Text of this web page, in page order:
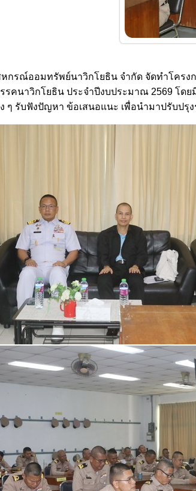
หกรณ์ออมทรัพย์นาวิกโยธิน จำกัด จัดทำโครง
รรคนาวิกโยธิน ประจำปีงบประมาณ 2569 โด
ๆ รับฟังปัญหา ข้อเสนอแนะ เพื่อนำมาปรับป